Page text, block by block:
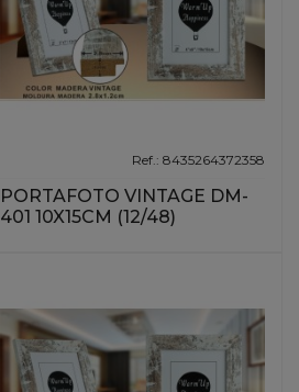
Ref.: 8435264372358
PORTAFOTO VINTAGE DM-
401 10X15CM (12/48)